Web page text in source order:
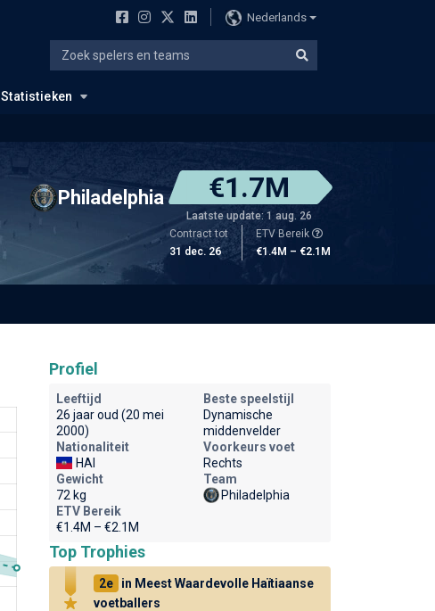
Nederlands
Statistieken
Philadelphia €1.7M
Laatste update: 1 aug. 26
Contract tot
31 dec. 26
ETV Bereik
€1.4M – €2.1M
Profiel
Leeftijd
26 jaar oud (20 mei
2000)
Beste speelstijl
Dynamische
middenvelder
Nationaliteit
HAI
Voorkeurs voet
Rechts
Gewicht
72 kg
Team
Philadelphia
ETV Bereik
€1.4M – €2.1M
Top Trophies
2e
in Meest Waardevolle Haïtiaanse
voetballers